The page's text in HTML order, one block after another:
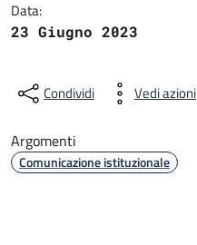
Data:
23 Giugno 2023
Condividi Vedi azioni
Argomenti
Comunicazione istituzionale